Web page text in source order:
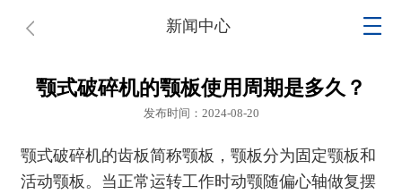
新闻中心
颚式破碎机的颚板使用周期是多久？
发布时间：2024-08-20
颚式破碎机的齿板简称颚板，颚板分为固定颚板和
活动颚板。当正常运转工作时动颚随偏心轴做复摆